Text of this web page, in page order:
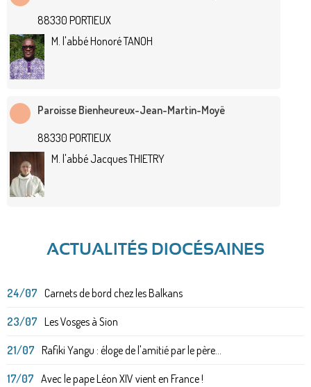
88330 PORTIEUX
M. l'abbé Honoré TANOH
Paroisse Bienheureux-Jean-Martin-Moyë
88330 PORTIEUX
M. l'abbé Jacques THIETRY
ACTUALITÉS DIOCÉSAINES
24/07 Carnets de bord chez les Balkans
23/07 Les Vosges à Sion
21/07 Rafiki Yangu : éloge de l'amitié par le père...
17/07 Avec le pape Léon XIV vient en France !